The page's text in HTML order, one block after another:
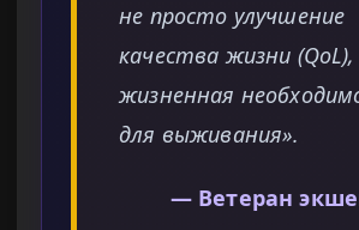
не просто улучшение
качества жизни
жизненная
для выживания».
— Ветеран